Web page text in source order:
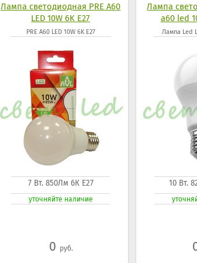
Лампа светодиодная PRE A60
LED 10W 6K E27
PRE A60 LED 10W 6K E27
7 Вт. 850Лм 6К Е27
уточняйте наличие
0 руб.
Лампа
a60 led
Лампа Led
10 Вт.